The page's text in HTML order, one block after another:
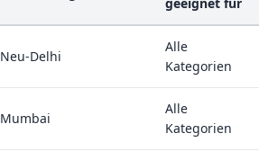
Neu-Delhi
Alle
Kategorien
Mumbai
Alle
Kategorien